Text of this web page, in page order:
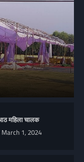
महिला चालक
March 1, 2024